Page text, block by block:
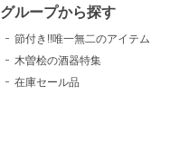
グループから探す
節付き!!唯一無二のアイテム
木曽桧の酒器特集
在庫セール品